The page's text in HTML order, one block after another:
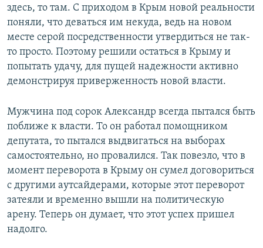
здесь, то там. С приходом в Крым новой реальности
поняли, что деваться им некуда, ведь на новом
месте серой посредственности утвердиться не так-
то просто. Поэтому решили остаться в Крыму и
попытать удачу, для пущей надежности активно
демонстрируя приверженность новой власти.
Мужчина под сорок Александр всегда пытался быть
поближе к власти. То он работал помощником
депутата, то пытался выдвигаться на выборах
самостоятельно, но провалился. Так повезло, что в
момент переворота в Крыму он сумел договориться
с другими аутсайдерами, которые этот переворот
затеяли и временно вышли на политическую
арену. Теперь он думает, что этот успех пришел
надолго.